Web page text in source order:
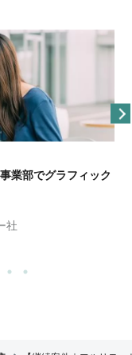
業部でグラフィック
社